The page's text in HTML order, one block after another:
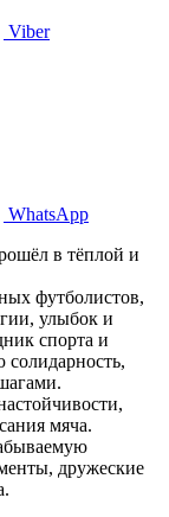
Viber
WhatsApp
в тёплой и
футболистов,
улыбок и
спорта и
мяча.
дружеские